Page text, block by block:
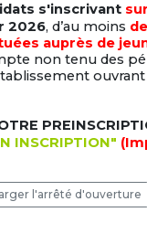
s'inscrivant
2026, d’au moins
auprès de
non tenu des
ouvrant
INSCRIPTION"
l'arrêté d'ouverture